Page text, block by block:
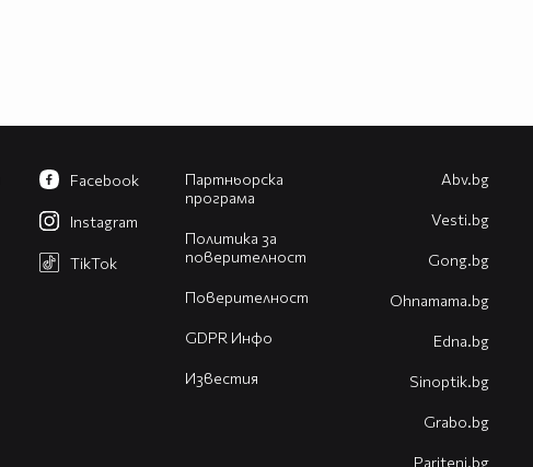
Партньорска
програма
Политика за
поверителност
Поверителност
GDPR Инфо
Известия
Facebook
Instagram
TikTok
Abv.bg
Vesti.bg
Gong.bg
Оhnamama.bg
Edna.bg
Sinoptik.bg
Grabo.bg
Pariteni.bg